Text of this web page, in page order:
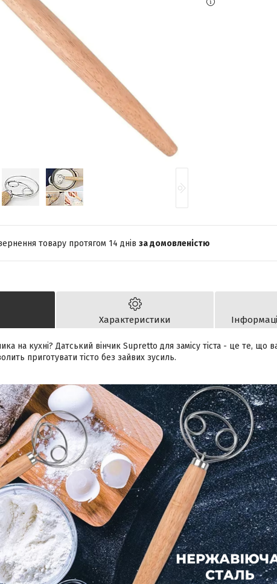
товару протягом 14 днів за домовленістю
Характеристики
на кухні? Датський вінчик Supretto для замісу тіста - це те, що
приготувати тісто без зайвих зусиль.